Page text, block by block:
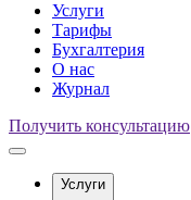
Услуги
Тарифы
Бухгалтерия
О нас
Журнал
Получить консультацию
Услуги